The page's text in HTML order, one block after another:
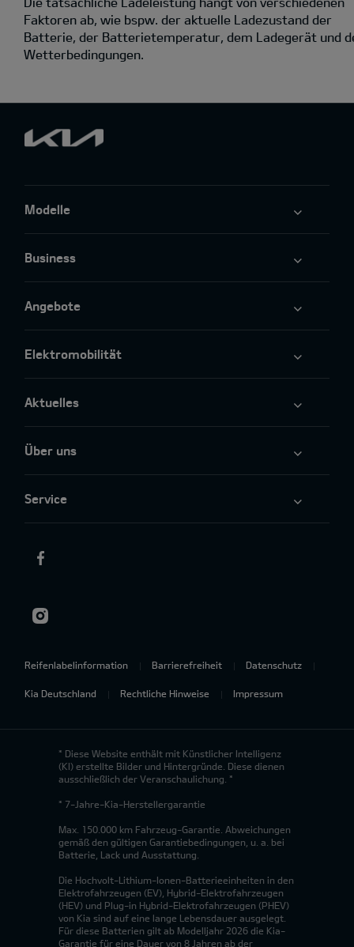
Faktoren ab, wie bspw. der aktuelle Ladezustand der
Batterie, der Batterietemperatur, dem Ladegerät und
Wetterbedingungen.
Modelle
Business
Angebote
Elektromobilität
Aktuelles
Über uns
Service
Reifenlabelinformation Barrierefreiheit Datenschutz
Kia Deutschland Rechtliche Hinweise Impressum
* Diese Website enthält mit Künstlicher Intelligenz
(KI) erstellte Bilder und Hintergründe. Diese dienen
ausschließlich der Veranschaulichung. *
* 7-Jahre-Kia-Herstellergarantie
Max. 150.000 km Fahrzeug-Garantie. Abweichungen
gemäß den gültigen Garantiebedingungen, u. a. bei
Batterie, Lack und Ausstattung.
Die Hochvolt-Lithium-Ionen-Batterieeinheiten in den
Elektrofahrzeugen (EV), Hybrid-Elektrofahrzeugen
(HEV) und Plug-in Hybrid-Elektrofahrzeugen (PHEV)
von Kia sind auf eine lange Lebensdauer ausgelegt.
Für diese Batterien gilt ab Modelljahr 2026 die Kia-
Garantie für eine Dauer von 8 Jahren ab der